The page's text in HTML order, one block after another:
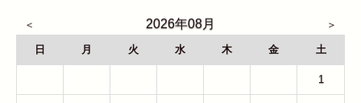
2026年08月
日 月 火 水 木 金 土
1